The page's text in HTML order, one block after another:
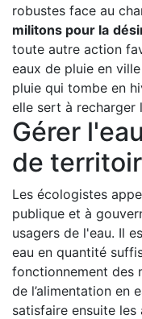
robustes face au
militons pour la
toute autre action
eaux de pluie en
pluie qui tombe en
elle sert à recharger
Gérer
de
Les écologistes
publique et à
usagers de l'eau. Il
eau en quantité
fonctionnement des
de l’alimentation en
satisfaire ensuite les